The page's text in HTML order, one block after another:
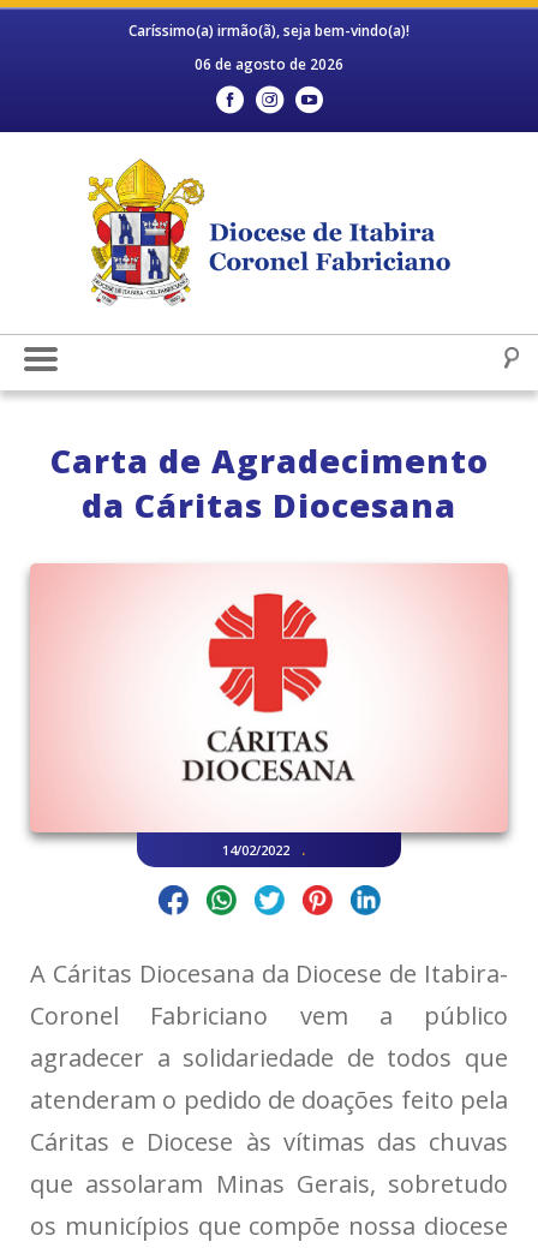
Caríssimo(a) irmão(ã), seja bem-vindo(a)!
06 de agosto de 2026
Carta de Agradecimento
da Cáritas Diocesana
14/02/2022 .
A Cáritas Diocesana da Diocese de Itabira-
Coronel Fabriciano vem a público
agradecer a solidariedade de todos que
atenderam o pedido de doações feito pela
Cáritas e Diocese às vítimas das chuvas
que assolaram Minas Gerais, sobretudo
os municípios que compõe nossa diocese